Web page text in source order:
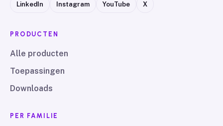
LinkedIn Instagram YouTube X
PRODUCTEN
Alle producten
Toepassingen
Downloads
PER FAMILIE